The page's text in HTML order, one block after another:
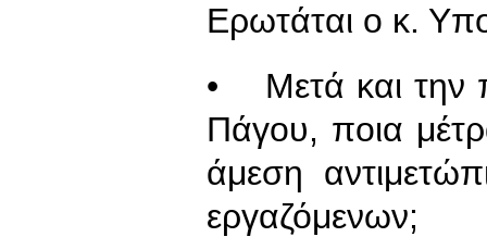
Ερωτάται ο κ.
• Μετά και την
Πάγου, ποια
άμεση
εργαζόμενων;